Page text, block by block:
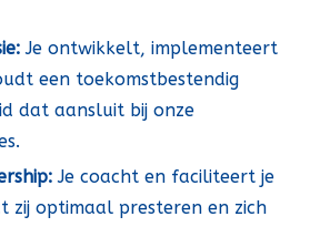
Je ontwikkelt, implementeert
een toekomstbestendig
dat aansluit bij onze
Je coacht en faciliteert je
zij optimaal presteren en zich